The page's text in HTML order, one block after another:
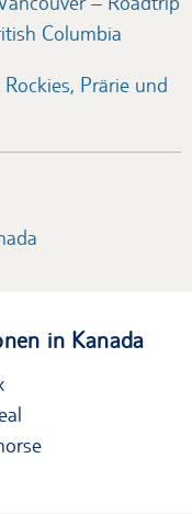
Columbia
Prärie und
in Kanada